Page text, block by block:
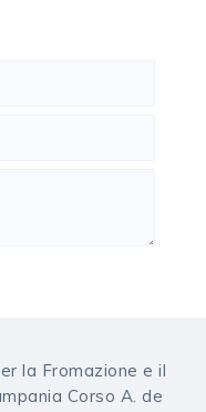
la Fromazione e il
Corso A. de